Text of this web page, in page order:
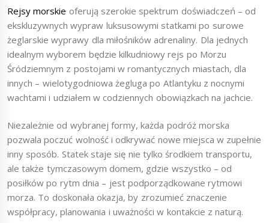
Rejsy morskie oferują szerokie spektrum doświadczeń – od
ekskluzywnych wypraw luksusowymi statkami po surowe
żeglarskie wyprawy dla miłośników adrenaliny. Dla jednych
idealnym wyborem będzie kilkudniowy rejs po Morzu
Śródziemnym z postojami w romantycznych miastach, dla
innych – wielotygodniowa żegluga po Atlantyku z nocnymi
wachtami i udziałem w codziennych obowiązkach na jachcie.
Niezależnie od wybranej formy, każda podróż morska
pozwala poczuć wolność i odkrywać nowe miejsca w zupełnie
inny sposób. Statek staje się nie tylko środkiem transportu,
ale także tymczasowym domem, gdzie wszystko – od
posiłków po rytm dnia – jest podporządkowane rytmowi
morza. To doskonała okazja, by zrozumieć znaczenie
współpracy, planowania i uważności w kontakcie z naturą.